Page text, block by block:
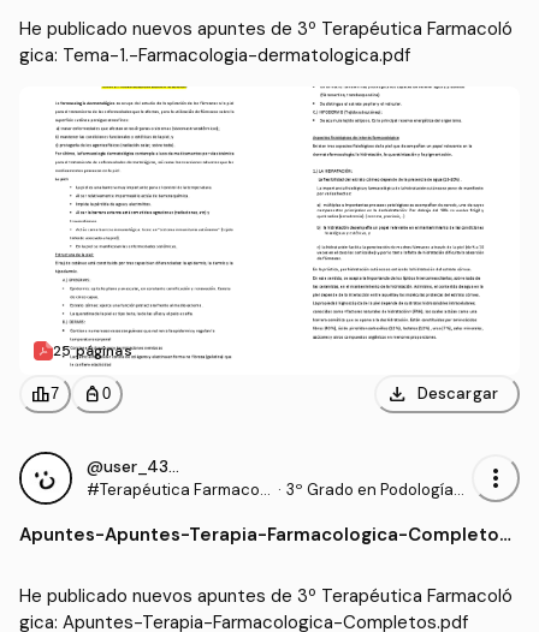
He publicado nuevos apuntes de 3º Terapéutica Farmacoló
gica: Tema-1.-Farmacologia-dermatologica.pdf
25 páginas
leaderboard7 personal_bag 0 download Descargar
@user_433726_
#Terapéutica Farmacol
· 3º Grado en Podología
more_vert
Apuntes-Apuntes-Terapia-Farmacologica-Completos.
He publicado nuevos apuntes de 3º Terapéutica Farmacoló
gica: Apuntes-Terapia-Farmacologica-Completos.pdf